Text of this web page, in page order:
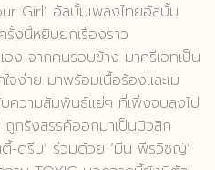
Girl’ อัลบั้มเพลงไทยอัลบั้ม
งนี้หยิบยกเรื่องราว
ง จากคนรอบข้าง มาครีเอทเป็น
จง่าย มาพร้อมเนื้อร้องและเม
ความสัมพันธ์แย่ๆ ที่เพิ่งจบลงไป
ถูกรังสรรค์ออกมาเป็นมิวสิก
-ดรีม’ ร่วมด้วย ‘มีน พีรวิชญ์’